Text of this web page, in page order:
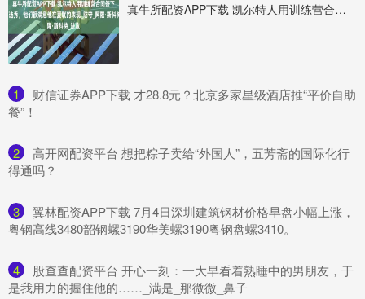
真牛所配资APP下载 凯尔特人用训练营合同签下一名落选秀，他们很满意他在夏联的表现_防守_阿隆·斯科特_进攻
1
​财信证券APP下载 才28.8元？北京多家星级酒店推“平价自助
餐”！
2
​高开网配资平台 想把粽子卖给“外国人”，五芳斋的国际化行
得通吗？
3
​翼林配资APP下载 7月4日深圳建筑钢材价格早盘小幅上涨，
粤钢高线3480韶钢螺3190华美螺3190粤钢盘螺3410。
4
​股查查配资平台 开心一刻：一大早看着熟睡中的男朋友，于
是我用力的握住他的……_满是_那微微_鼻子